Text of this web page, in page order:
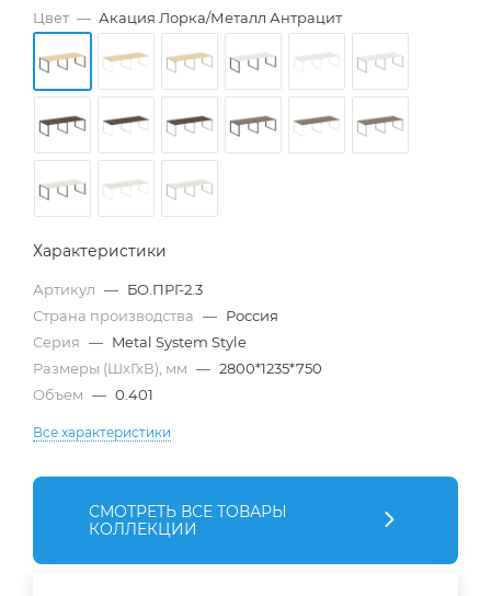
Цвет — Акация Лорка/Металл Антрацит
Характеристики
Артикул — БО.ПРГ-2.3
Страна производства — Россия
Серия — Metal System Style
Размеры (ШхГхВ), мм — 2800*1235*750
Объем — 0.401
Все характеристики
СМОТРЕТЬ ВСЕ ТОВАРЫ
КОЛЛЕКЦИИ